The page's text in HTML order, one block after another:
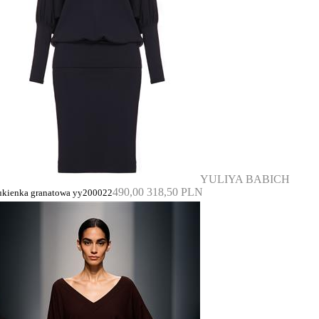
YULIYA BABICH
granatowa yy200022490,00 318,50 PLN